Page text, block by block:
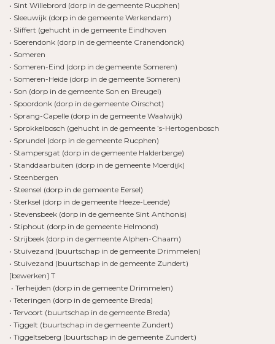
• Sint Willebrord (dorp in de gemeente Rucphen)
• Sleeuwijk (dorp in de gemeente Werkendam)
• Sliffert (gehucht in de gemeente Eindhoven
• Soerendonk (dorp in de gemeente Cranendonck)
• Someren
• Someren-Eind (dorp in de gemeente Someren)
• Someren-Heide (dorp in de gemeente Someren)
• Son (dorp in de gemeente Son en Breugel)
• Spoordonk (dorp in de gemeente Oirschot)
• Sprang-Capelle (dorp in de gemeente Waalwijk)
• Sprokkelbosch (gehucht in de gemeente ’s-Hertogenbosch
• Sprundel (dorp in de gemeente Rucphen)
• Stampersgat (dorp in de gemeente Halderberge)
• Standdaarbuiten (dorp in de gemeente Moerdijk)
• Steenbergen
• Steensel (dorp in de gemeente Eersel)
• Sterksel (dorp in de gemeente Heeze-Leende)
• Stevensbeek (dorp in de gemeente Sint Anthonis)
• Stiphout (dorp in de gemeente Helmond)
• Strijbeek (dorp in de gemeente Alphen-Chaam)
• Stuivezand (buurtschap in de gemeente Drimmelen)
• Stuivezand (buurtschap in de gemeente Zundert)
[bewerken] T
• Terheijden (dorp in de gemeente Drimmelen)
• Teteringen (dorp in de gemeente Breda)
• Tervoort (buurtschap in de gemeente Breda)
• Tiggelt (buurtschap in de gemeente Zundert)
• Tiggeltseberg (buurtschap in de gemeente Zundert)